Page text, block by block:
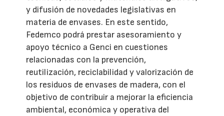
y difusión de novedades legislativas en
materia de envases. En este sentido,
Fedemco podrá prestar asesoramiento y
apoyo técnico a Genci en cuestiones
relacionadas con la prevención,
reutilización, reciclabilidad y valorización de
los residuos de envases de madera, con el
objetivo de contribuir a mejorar la eficiencia
ambiental, económica y operativa del